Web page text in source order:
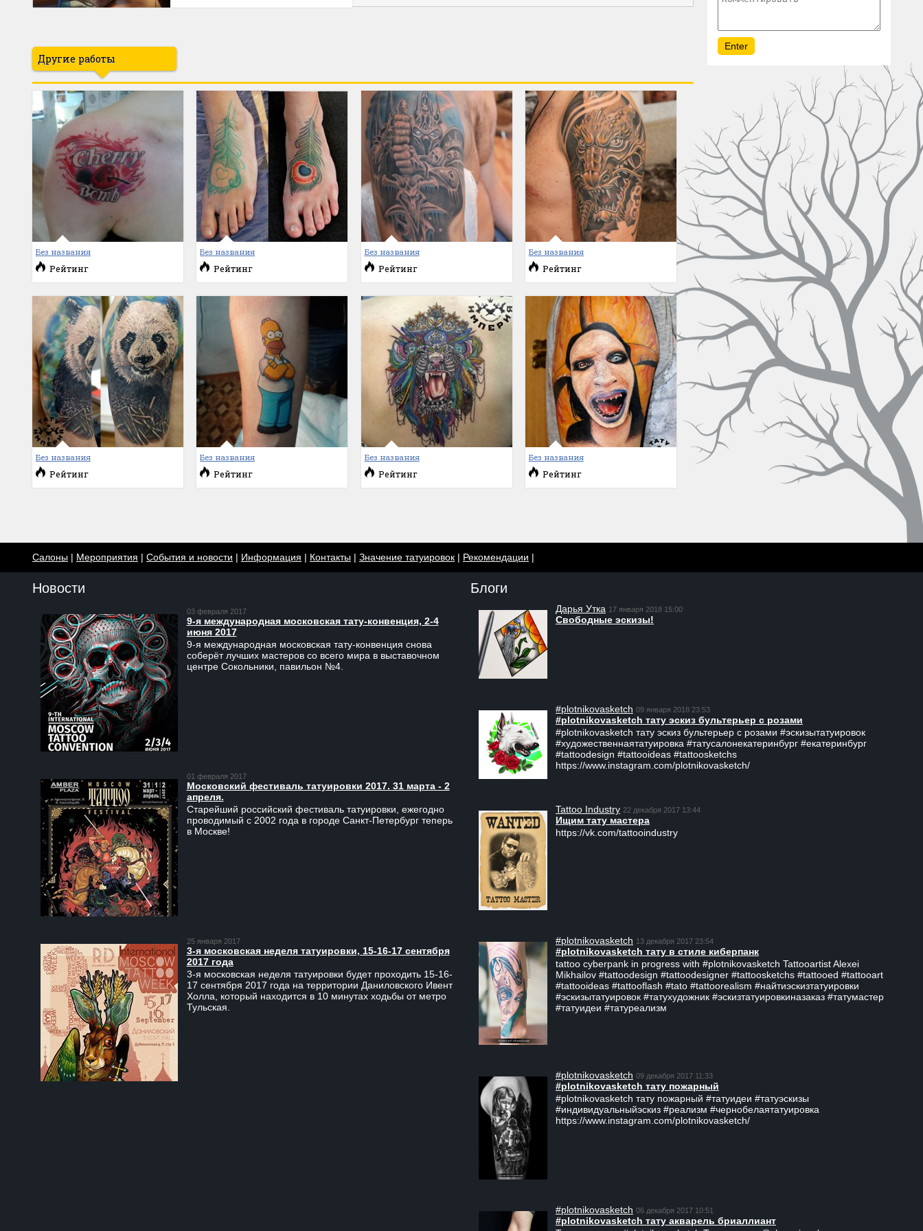
Другие работы
Без названия
Рейтинг
Без названия
Рейтинг
Без названия
Рейтинг
Без названия
Рейтинг
Без названия
Рейтинг
Без названия
Рейтинг
Без названия
Рейтинг
Без названия
Рейтинг
Салоны | Мероприятия | События и новости | Информация | Контакты | Значение татуировок | Рекомендации |
Новости
03 февраля 2017
9-я международная московская тату-конвенция, 2-4
июня 2017
9-я международная московская тату-конвенция снова
соберёт лучших мастеров со всего мира в выставочном
центре Сокольники, павильон №4.
01 февраля 2017
Московский фестиваль татуировки 2017. 31 марта - 2
апреля.
Старейший российский фестиваль татуировки, ежегодно
проводимый с 2002 года в городе Санкт-Петербург теперь
в Москве!
25 января 2017
3-я московская неделя татуировки, 15-16-17 сентября
2017 года
3-я московская неделя татуировки будет проходить 15-16-
17 сентября 2017 года на территории Даниловского Ивент
Холла, который находится в 10 минутах ходьбы от метро
Тульская.
Блоги
Дарья Утка 17 января 2018 15:00
Свободные эскизы!
#plotnikovasketch 09 января 2018 23:53
#plotnikovasketch тату эскиз бультерьер с розами
#plotnikovasketch тату эскиз бультерьер с розами #эскизытатуировок
#художественнаятатуировка #татусалонекатеринбург #екатеринбург
#tattoodesign #tattooideas #tattoosketchs
https://www.instagram.com/plotnikovasketch/
Tattoo Industry 22 декабря 2017 13:44
Ищим тату мастера
https://vk.com/tattooindustry
#plotnikovasketch 13 декабря 2017 23:54
#plotnikovasketch тату в стиле киберпанк
tattoo cyberpank in progress with #plotnikovasketch Tattooartist Alexei
Mikhailov #tattoodesign #tattoodesigner #tattoosketchs #tattooed #tattooart
#tattooideas #tattooflash #tato #tattoorealism #найтиэскизтатуировки
#эскизытатуировок #татухудожник #эскизтатуировкиназаказ #татумастер
#татуидеи #татуреализм
#plotnikovasketch 09 декабря 2017 11:33
#plotnikovasketch тату пожарный
#plotnikovasketch тату пожарный #татуидеи #татуэскизы
#индивидуальныйэскиз #реализм #чернобелаятатуировка
https://www.instagram.com/plotnikovasketch/
#plotnikovasketch 06 декабря 2017 10:51
#plotnikovasketch тату акварель бриаллиант